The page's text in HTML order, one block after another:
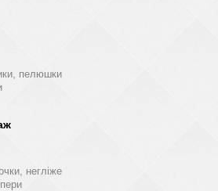
пелюшки
негліже